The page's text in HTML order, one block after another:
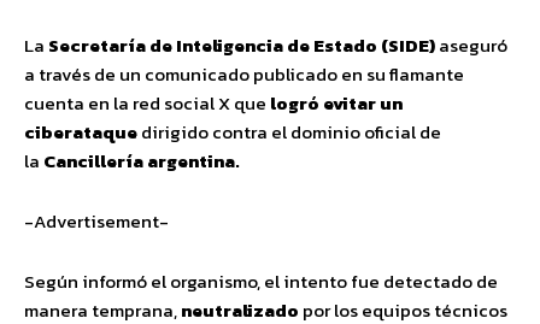
La Secretaría de Inteligencia de Estado (SIDE)aseguró
a través de un comunicado publicado en su flamante
cuenta en la red social X que logró evitar un
ciberataquedirigido contra el dominio oficial de
la Cancillería argentina.
-Advertisement-
Según informó el organismo, el intento fue detectado de
manera temprana,neutralizado por los equipos técnicos